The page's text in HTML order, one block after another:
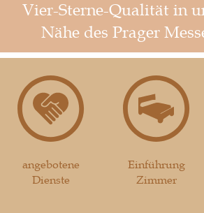
Vier-Sterne-Qualität in
Nähe des Prager
angebotene
Dienste
Einführung
Zimmer